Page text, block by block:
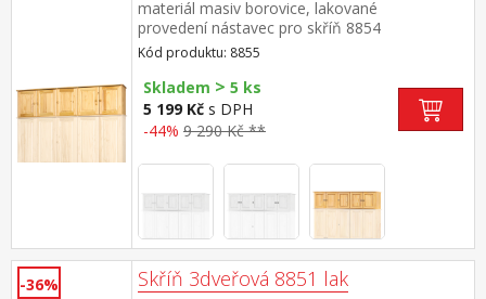
materiál masiv borovice, lakované
provedení nástavec pro skříň 8854
Kód produktu: 8855
Skladem > 5 ks
5 199 Kč s DPH
-44% 9 290 Kč **
-36% Skříň 3dveřová 8851 lak